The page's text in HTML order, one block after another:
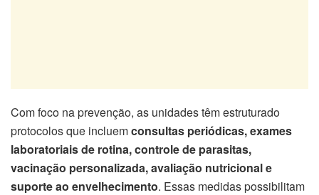
Com foco na prevenção, as unidades têm estruturado
protocolos que incluemconsultas periódicas, exames
laboratoriais de rotina, controle de parasitas,
vacinação personalizada, avaliação nutricional e
suporte ao envelhecimento. Essas medidas possibilitam